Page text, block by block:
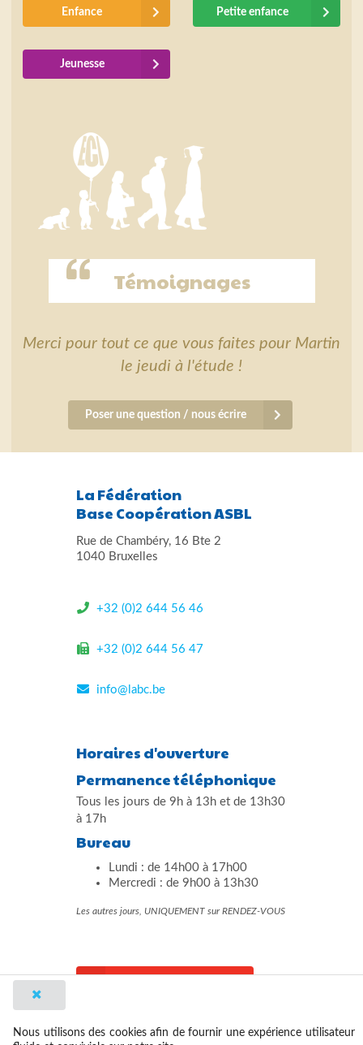
Enfance Petite enfance
Jeunesse
Témoignages
Merci pour tout ce que vous faites pour Martin
le jeudi à l'étude !
Poser une question / nous écrire
La Fédération
Base Coopération ASBL
Rue de Chambéry, 16 Bte 2
1040 Bruxelles
+32 (0)2 644 56 46
+32 (0)2 644 56 47
info@labc.be
Horaires d'ouverture
Permanence téléphonique
Tous les jours de 9h à 13h et de 13h30
à 17h
Bureau
Lundi : de 14h00 à 17h00
Mercredi : de 9h00 à 13h30
Les autres jours, UNIQUEMENT sur RENDEZ-VOUS
made by outwares
Nous utilisons des cookies afin de fournir une expérience utilisateur